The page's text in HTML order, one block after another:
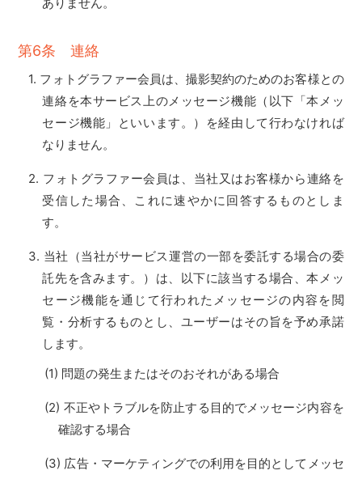
第6条 連絡
フォトグラファー会員は、撮影契約のためのお客様との
連絡を本サービス上のメッセージ機能（以下「本メッ
セージ機能」といいます。）を経由して行わなければ
なりません。
フォトグラファー会員は、当社又はお客様から連絡を
受信した場合、これに速やかに回答するものとしま
す。
当社（当社がサービス運営の一部を委託する場合の委
託先を含みます。）は、以下に該当する場合、本メッ
セージ機能を通じて行われたメッセージの内容を閲
覧・分析するものとし、ユーザーはその旨を予め承諾
します。
問題の発生またはそのおそれがある場合
不正やトラブルを防止する目的でメッセージ内容を
確認する場合
広告・マーケティングでの利用を目的としてメッセ